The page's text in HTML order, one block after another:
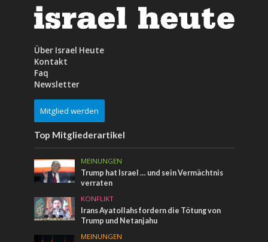
Über Israel Heute
Kontakt
Faq
Newsletter
Mitglied werden
Top Mitgliederartikel
MEINUNGEN
Trump hat Israel … und sein Vermächtnis
verraten
KONFLIKT
Irans Ayatollahs fordern die Tötung von
Trump und Netanjahu
MEINUNGEN